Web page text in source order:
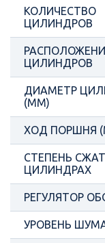
КОЛИЧЕСТВО
ЦИЛИНДРОВ
ЦИЛИНДРОВ
ДИАМЕТР
(ММ)
ХОД ПОРШНЯ
СТЕПЕНЬ
ЦИЛИНДРАХ
РЕГУЛЯТОР
УРОВЕНЬ